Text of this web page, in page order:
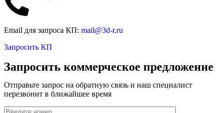
Email для запроса КП: mail@3d-r.ru
Запросить КП
Запросить коммерческое предложение
Отправьте запрос на обратную связь и наш специалист
перезвонит в ближайшее время